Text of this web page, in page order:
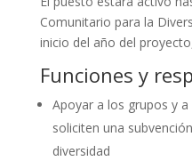
Comunitario para la
inicio del año del
Funciones y
Apoyar a los grupos y
soliciten una
diversidad